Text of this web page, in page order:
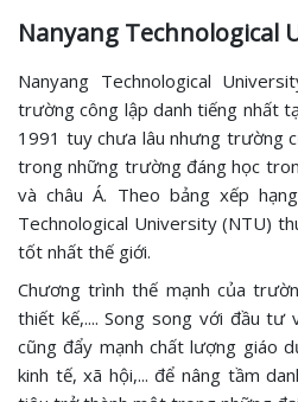
Nanyang Technological
Nanyang Technological
trường công lập danh tiếng nhất
1991 tuy chưa lâu nhưng trường
trong những trường đáng học
và châu Á. Theo bảng xếp
Technological University (NTU)
tốt nhất thế giới.
Chương trình thế mạnh của
thiết kế,.... Song song với đầu tư
cũng đẩy mạnh chất lượng giáo
kinh tế, xã hội,... để nâng tầm